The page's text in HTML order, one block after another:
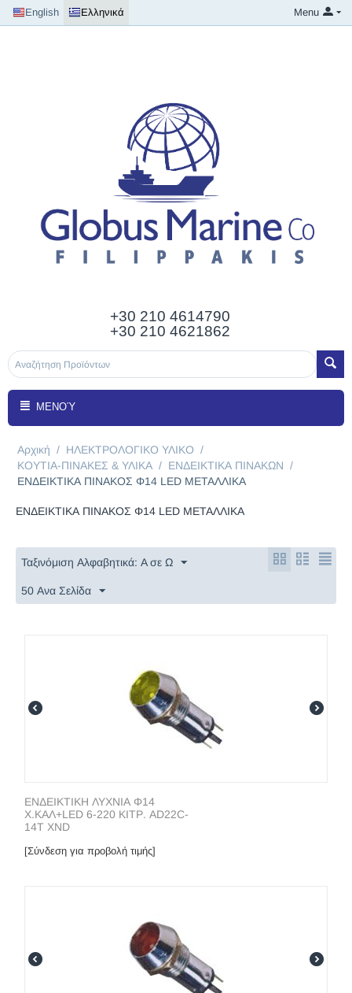
English Ελληνικά Menu
+30 210 4614790
+30 210 4621862
ΜΕΝΟΎ
Αρχική / ΗΛΕΚΤΡΟΛΟΓΙΚΟ ΥΛΙΚΟ /
ΚΟΥΤΙΑ-ΠΙΝΑΚΕΣ & ΥΛΙΚΑ / ΕΝΔΕΙΚΤΙΚΑ ΠΙΝΑΚΩΝ /
ENΔΕΙΚΤΙΚΑ ΠΙΝΑΚΟΣ Φ14 LED METAΛΛΙΚΑ
ENΔΕΙΚΤΙΚΑ ΠΙΝΑΚΟΣ Φ14 LED METAΛΛΙΚΑ
Ταξινόμιση Αλφαβητικά: A σε Ω
50 Ανα Σελίδα
ΕΝΔΕΙΚΤΙΚΗ ΛΥΧΝΙΑ Φ14
Χ.ΚΑΛ+LED 6-220 ΚΙΤΡ. AD22C-
14T XND
[Σύνδεση για προβολή τιμής]